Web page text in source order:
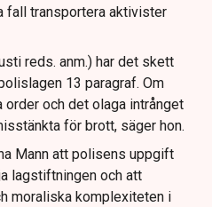
fall transportera aktivister
reds. anm.) har det skett
13 paragraf. Om
order och det olaga intrånget
för brott, säger hon.
Mann att polisens uppgift
lagstiftningen och att
moraliska komplexiteten i